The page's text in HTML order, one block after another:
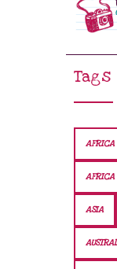
Tags
AFRICA
AFRICA
ASIA